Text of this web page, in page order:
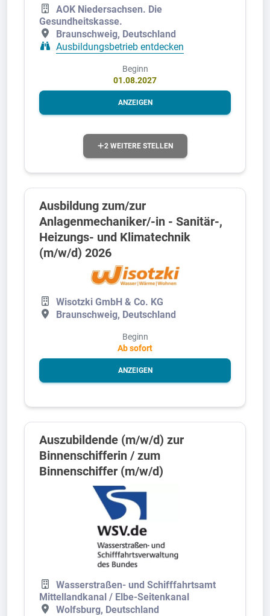
AOK Niedersachsen. Die
Gesundheitskasse.
Braunschweig, Deutschland
Ausbildungsbetrieb entdecken
Beginn
01.08.2027
ANZEIGEN
2 WEITERE STELLEN
Ausbildung zum/zur
Anlagenmechaniker/-in - Sanitär-,
Heizungs- und Klimatechnik
(m/w/d) 2026
Wisotzki GmbH & Co. KG
Braunschweig, Deutschland
Beginn
Ab sofort
ANZEIGEN
Auszubildende (m/w/d) zur
Binnenschifferin / zum
Binnenschiffer (m/w/d)
Wasserstraßen- und Schifffahrtsamt
Mittellandkanal / Elbe-Seitenkanal
Wolfsburg, Deutschland